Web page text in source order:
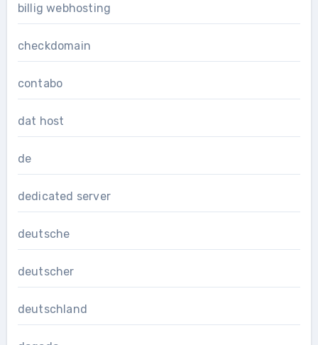
billig webhosting
checkdomain
contabo
dat host
de
dedicated server
deutsche
deutscher
deutschland